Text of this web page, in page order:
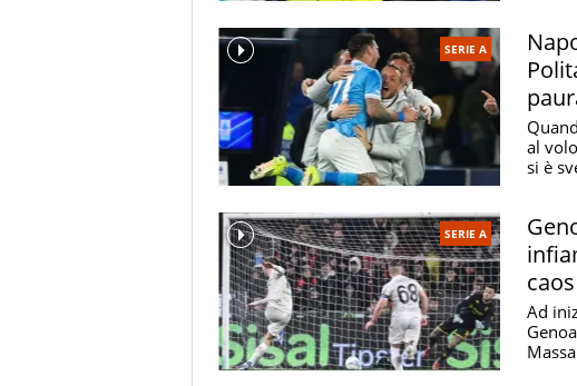
SERIE A
al
si è
SERIE A
caos
Ad